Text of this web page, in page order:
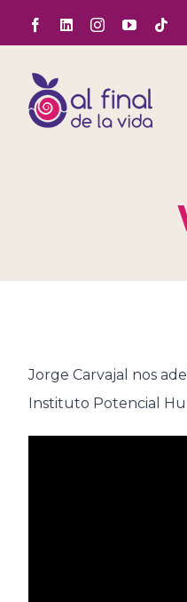
al
contenido
FacebookLinkedInInstagramYouTube
Jorge Carvajal nos
Instituto Potencial